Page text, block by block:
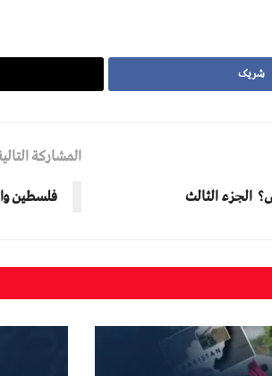
شریک
الجزء الثالث
المشاركة
فلسطين